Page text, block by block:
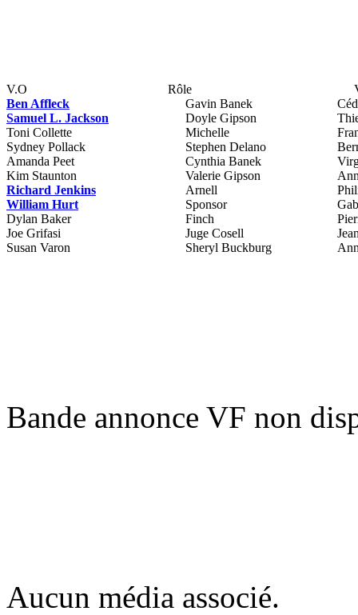
V.O Rôle
Ben Affleck
Gavin Banek
Samuel L. Jackson
Doyle Gipson
Toni Collette
Michelle
Sydney Pollack
Stephen Delano
Amanda Peet
Cynthia Banek
Kim Staunton
Valerie Gipson
Richard Jenkins
Arnell
William Hurt
Sponsor
Dylan Baker
Finch
Joe Grifasi
Juge Cosell
Susan Varon
Sheryl Buckburg
Bande annonce VF non
Aucun média associé.